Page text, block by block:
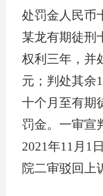
处罚金人民币
某龙有期徒刑
权利三年，并
元；判处其余
十个月至有期
罚金。一审宣
2021年11月1
院二审驳回上